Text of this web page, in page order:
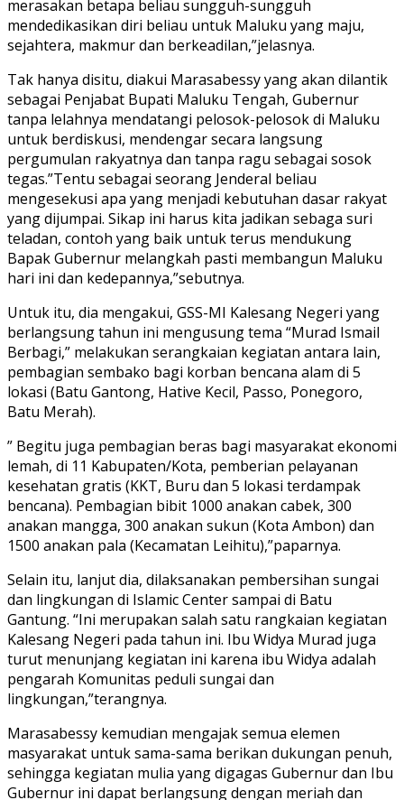
merasakan betapa beliau sungguh-sungguh
mendedikasikan diri beliau untuk Maluku yang maju,
sejahtera, makmur dan berkeadilan,”jelasnya.
Tak hanya disitu, diakui Marasabessy yang akan dilantik
sebagai Penjabat Bupati Maluku Tengah, Gubernur
tanpa lelahnya mendatangi pelosok-pelosok di Maluku
untuk berdiskusi, mendengar secara langsung
pergumulan rakyatnya dan tanpa ragu sebagai sosok
tegas.”Tentu sebagai seorang Jenderal beliau
mengesekusi apa yang menjadi kebutuhan dasar rakyat
yang dijumpai. Sikap ini harus kita jadikan sebaga suri
teladan, contoh yang baik untuk terus mendukung
Bapak Gubernur melangkah pasti membangun Maluku
hari ini dan kedepannya,”sebutnya.
Untuk itu, dia mengakui, GSS-MI Kalesang Negeri yang
berlangsung tahun ini mengusung tema “Murad Ismail
Berbagi,” melakukan serangkaian kegiatan antara lain,
pembagian sembako bagi korban bencana alam di 5
lokasi (Batu Gantong, Hative Kecil, Passo, Ponegoro,
Batu Merah).
” Begitu juga pembagian beras bagi masyarakat ekonomi
lemah, di 11 Kabupaten/Kota, pemberian pelayanan
kesehatan gratis (KKT, Buru dan 5 lokasi terdampak
bencana). Pembagian bibit 1000 anakan cabek, 300
anakan mangga, 300 anakan sukun (Kota Ambon) dan
1500 anakan pala (Kecamatan Leihitu),”paparnya.
Selain itu, lanjut dia, dilaksanakan pembersihan sungai
dan lingkungan di Islamic Center sampai di Batu
Gantung. “Ini merupakan salah satu rangkaian kegiatan
Kalesang Negeri pada tahun ini. Ibu Widya Murad juga
turut menunjang kegiatan ini karena ibu Widya adalah
pengarah Komunitas peduli sungai dan
lingkungan,”terangnya.
Marasabessy kemudian mengajak semua elemen
masyarakat untuk sama-sama berikan dukungan penuh,
sehingga kegiatan mulia yang digagas Gubernur dan Ibu
Gubernur ini dapat berlangsung dengan meriah dan